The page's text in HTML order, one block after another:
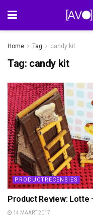
Home Tag candy kit
Tag: candy kit
PRODUCTRECENSIES
Product Review: Lotte
14 MAART 2017